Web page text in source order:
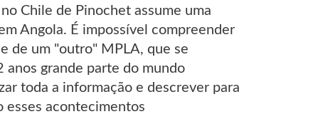
Chile de Pinochet assume uma
Angola. É impossível compreender
de um "outro" MPLA, que se
anos grande parte do mundo
toda a informação e descrever para
acontecimentos